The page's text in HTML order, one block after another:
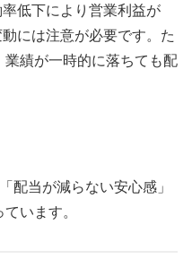
低下により営業利益が
には注意が必要です。た
績が一時的に落ちても配
配当が減らない安心感」
います。